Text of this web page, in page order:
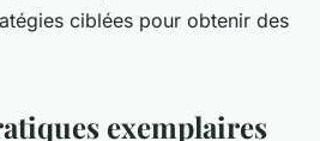
ciblées pour obtenir des
exemplaires